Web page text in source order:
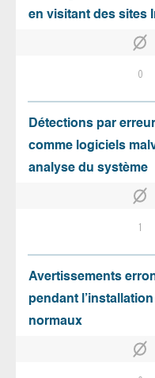
en visitant des sites
0
Détections par
comme logiciels
analyse du système
1
Avertissements
pendant
normaux